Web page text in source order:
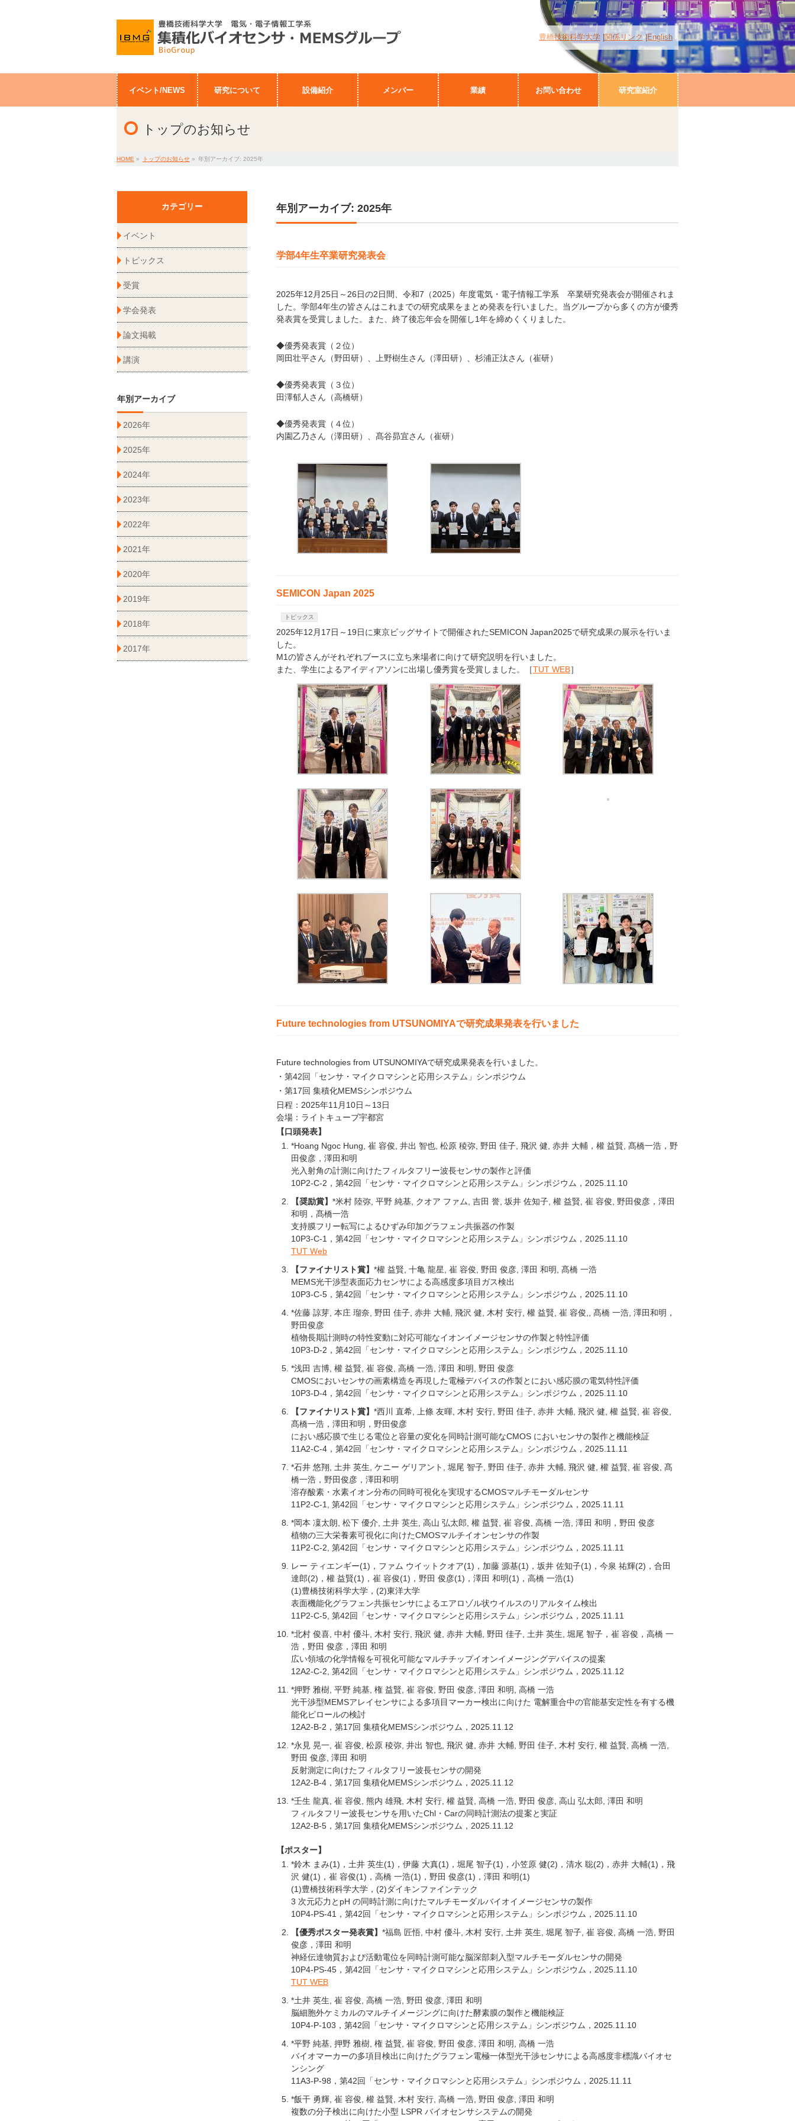
豊橋技術科学大学 関係リンク English
イベント/NEWS 研究について 設備紹介 メンバー 業績 お問い合わせ 研究室紹介
トップのお知らせ
HOME » トップのお知らせ » 年別アーカイブ: 2025年
年別アーカイブ: 2025年
学部4年生卒業研究発表会
2025年12月25日～26日の2日間、令和7（2025）年度電気・電子情報工学系 卒業研究発表会が開催されま
した。学部4年生の皆さんはこれまでの研究成果をまとめ発表を行いました。当グループから多くの方が優秀
発表賞を受賞しました。また、終了後忘年会を開催し1年を締めくくりました。
◆優秀発表賞（２位）
岡田壮平さん（野田研）、上野樹生さん（澤田研）、杉浦正汰さん（崔研）
◆優秀発表賞（３位）
田澤郁人さん（高橋研）
◆優秀発表賞（４位）
内園乙乃さん（澤田研）、髙谷昴宜さん（崔研）
SEMICON Japan 2025
トピックス
2025年12月17日～19日に東京ビッグサイトで開催されたSEMICON Japan2025で研究成果の展示を行いま
した。
M1の皆さんがそれぞれブースに立ち来場者に向けて研究説明を行いました。
また、学生によるアイディアソンに出場し優秀賞を受賞しました。［TUT WEB］
Future technologies from UTSUNOMIYAで研究成果発表を行いました
Future technologies from UTSUNOMIYAで研究成果発表を行いました。
・第42回「センサ・マイクロマシンと応用システム」シンポジウム
・第17回 集積化MEMSシンポジウム
日程：2025年11月10日～13日
会場：ライトキューブ宇都宮
【口頭発表】
*Hoang Ngoc Hung, 崔 容俊, 井出 智也, 松原 稜弥, 野田 佳子, 飛沢 健, 赤井 大輔，權 益賢, 髙橋一浩，野
田俊彦，澤田和明
光入射角の計測に向けたフィルタフリー波長センサの製作と評価
10P2-C-2，第42回「センサ・マイクロマシンと応用システム」シンポジウム，2025.11.10
【奨励賞】 *米村 陸弥, 平野 純基, クオア ファム, 吉田 誉, 坂井 佐知子, 權 益賢, 崔 容俊, 野田俊彦，澤田
和明，髙橋一浩
支持膜フリー転写によるひずみ印加グラフェン共振器の作製
10P3-C-1，第42回「センサ・マイクロマシンと応用システム」シンポジウム，2025.11.10
TUT Web
【ファイナリスト賞】 *權 益賢, 十亀 龍星, 崔 容俊, 野田 俊彦, 澤田 和明, 髙橋 一浩
MEMS光干渉型表面応力センサによる高感度多項目ガス検出
10P3-C-5，第42回「センサ・マイクロマシンと応用システム」シンポジウム，2025.11.10
*佐藤 諒芽, 本庄 瑠奈, 野田 佳子, 赤井 大輔, 飛沢 健, 木村 安行, 權 益賢, 崔 容俊,, 髙橋 一浩, 澤田和明，
野田俊彦
植物長期計測時の特性変動に対応可能なイオンイメージセンサの作製と特性評価
10P3-D-2，第42回「センサ・マイクロマシンと応用システム」シンポジウム，2025.11.10
*浅田 吉博, 權 益賢, 崔 容俊, 高橋 一浩, 澤田 和明, 野田 俊彦
CMOSにおいセンサの画素構造を再現した電極デバイスの作製とにおい感応膜の電気特性評価
10P3-D-4，第42回「センサ・マイクロマシンと応用システム」シンポジウム，2025.11.10
【ファイナリスト賞】 *西川 直希, 上條 友暉, 木村 安行, 野田 佳子, 赤井 大輔, 飛沢 健, 權 益賢, 崔 容俊,
髙橋一浩，澤田和明，野田俊彦
におい感応膜で生じる電位と容量の変化を同時計測可能なCMOS においセンサの製作と機能検証
11A2-C-4，第42回「センサ・マイクロマシンと応用システム」シンポジウム，2025.11.11
*石井 悠翔, 土井 英生, ケニー ゲリアント, 堀尾 智子, 野田 佳子, 赤井 大輔, 飛沢 健, 權 益賢, 崔 容俊, 髙
橋一浩，野田俊彦，澤田和明
溶存酸素・水素イオン分布の同時可視化を実現するCMOSマルチモーダルセンサ
11P2-C-1, 第42回「センサ・マイクロマシンと応用システム」シンポジウム，2025.11.11
*岡本 凜太朗, 松下 優介, 土井 英生, 高山 弘太郎, 權 益賢, 崔 容俊, 高橋 一浩, 澤田 和明，野田 俊彦
植物の三大栄養素可視化に向けたCMOSマルチイオンセンサの作製
11P2-C-2, 第42回「センサ・マイクロマシンと応用システム」シンポジウム，2025.11.11
レー ティエンギー(1)，ファム ウイットクオア(1)，加藤 源基(1)，坂井 佐知子(1)，今泉 祐輝(2)，合田
達郎(2)，權 益賢(1)，崔 容俊(1)，野田 俊彦(1)，澤田 和明(1)，高橋 一浩(1)
(1)豊橋技術科学大学，(2)東洋大学
表面機能化グラフェン共振センサによるエアロゾル状ウイルスのリアルタイム検出
11P2-C-5, 第42回「センサ・マイクロマシンと応用システム」シンポジウム，2025.11.11
*北村 俊喜, 中村 優斗, 木村 安行, 飛沢 健, 赤井 大輔, 野田 佳子, 土井 英生, 堀尾 智子，崔 容俊，高橋 一
浩，野田 俊彦，澤田 和明
広い領域の化学情報を可視化可能なマルチチップイオンイメージングデバイスの提案
12A2-C-2, 第42回「センサ・マイクロマシンと応用システム」シンポジウム，2025.11.12
*押野 雅樹, 平野 純基, 権 益賢, 崔 容俊, 野田 俊彦, 澤田 和明, 高橋 一浩
光干渉型MEMSアレイセンサによる多項目マーカー検出に向けた 電解重合中の官能基安定性を有する機
能化ピロールの検討
12A2-B-2，第17回 集積化MEMSシンポジウム，2025.11.12
*永見 晃一, 崔 容俊, 松原 稜弥, 井出 智也, 飛沢 健, 赤井 大輔, 野田 佳子, 木村 安行, 權 益賢, 高橋 一浩,
野田 俊彦, 澤田 和明
反射測定に向けたフィルタフリー波長センサの開発
12A2-B-4，第17回 集積化MEMSシンポジウム，2025.11.12
*壬生 龍真, 崔 容俊, 熊内 雄飛, 木村 安行, 權 益賢, 高橋 一浩, 野田 俊彦, 高山 弘太郎, 澤田 和明
フィルタフリー波長センサを用いたChl・Carの同時計測法の提案と実証
12A2-B-5，第17回 集積化MEMSシンポジウム，2025.11.12
【ポスター】
*鈴木 まみ(1)，土井 英生(1)，伊藤 大真(1)，堀尾 智子(1)，小笠原 健(2)，清水 聡(2)，赤井 大輔(1)，飛
沢 健(1)，崔 容俊(1)，高橋 一浩(1)，野田 俊彦(1)，澤田 和明(1)
(1)豊橋技術科学大学，(2)ダイキンファインテック
3 次元応力とpH の同時計測に向けたマルチモーダルバイオイメージセンサの製作
10P4-PS-41，第42回「センサ・マイクロマシンと応用システム」シンポジウム，2025.11.10
【優秀ポスター発表賞】 *福島 匠悟, 中村 優斗, 木村 安行, 土井 英生, 堀尾 智子, 崔 容俊, 高橋 一浩, 野田
俊彦，澤田 和明
神経伝達物質および活動電位を同時計測可能な脳深部刺入型マルチモーダルセンサの開発
10P4-PS-45，第42回「センサ・マイクロマシンと応用システム」シンポジウム，2025.11.10
TUT WEB
*土井 英生, 崔 容俊, 高橋 一浩, 野田 俊彦, 澤田 和明
脳細胞外ケミカルのマルチイメージングに向けた酵素膜の製作と機能検証
10P4-P-103，第42回「センサ・マイクロマシンと応用システム」シンポジウム，2025.11.10
*平野 純基, 押野 雅樹, 権 益賢, 崔 容俊, 野田 俊彦, 澤田 和明, 高橋 一浩
バイオマーカーの多項目検出に向けたグラフェン電極一体型光干渉センサによる高感度非標識バイオセ
ンシング
11A3-P-98，第42回「センサ・マイクロマシンと応用システム」シンポジウム，2025.11.11
*飯干 勇輝, 崔 容俊, 權 益賢, 木村 安行, 高橋 一浩, 野田 俊彦, 澤田 和明
複数の分子検出に向けた小型 LSPR バイオセンサシステムの開発
カテゴリー
イベント
トピックス
受賞
学会発表
論文掲載
講演
年別アーカイブ
2026年
2025年
2024年
2023年
2022年
2021年
2020年
2019年
2018年
2017年